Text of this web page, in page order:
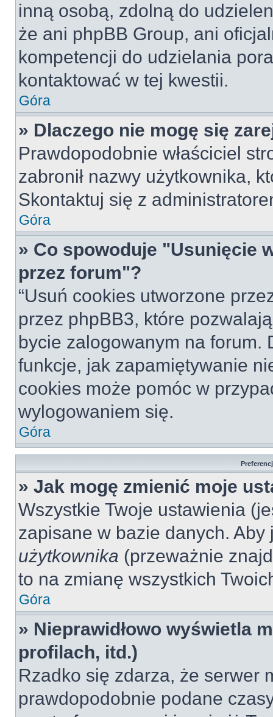
inną osobą, zdolną do
że ani phpBB Group, ani
kompetencji do udzielania
kontaktować w tej kwestii.
Góra
» Dlaczego nie mogę się
Prawdopodobnie właściciel
zabronił nazwy użytkownika,
Skontaktuj się z
Góra
» Co spowoduje "Usunięcie
przez forum"?
“Usuń cookies utworzone
przez phpBB3, które
bycie zalogowanym na forum.
funkcje, jak zapamiętywanie
cookies może pomóc w
wylogowaniem się.
Góra
» Jak mogę zmienić moje
Wszystkie Twoje ustawienia
zapisane w bazie danych.
użytkownika (przeważnie
to na zmianę wszystkich
Góra
» Nieprawidłowo wyświetla
profilach, itd.)
Rzadko się zdarza, że serwer
prawdopodobnie podane